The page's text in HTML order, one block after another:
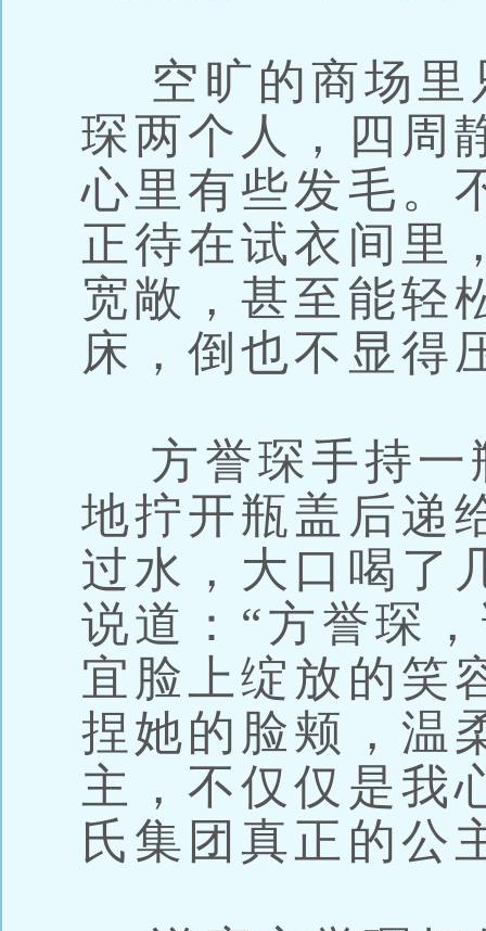
空旷的商场里
琛两个人，四周
心里有些发毛。
正待在试衣间里
宽敞，甚至能轻
床，倒也不显得
方誉琛手持一
地拧开瓶盖后递
过水，大口喝了
说道：“方誉琛
宜脸上绽放的笑
捏她的脸颊，温
主，不仅仅是我
氏集团真正的公